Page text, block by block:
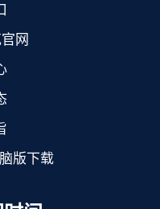
网
版下载